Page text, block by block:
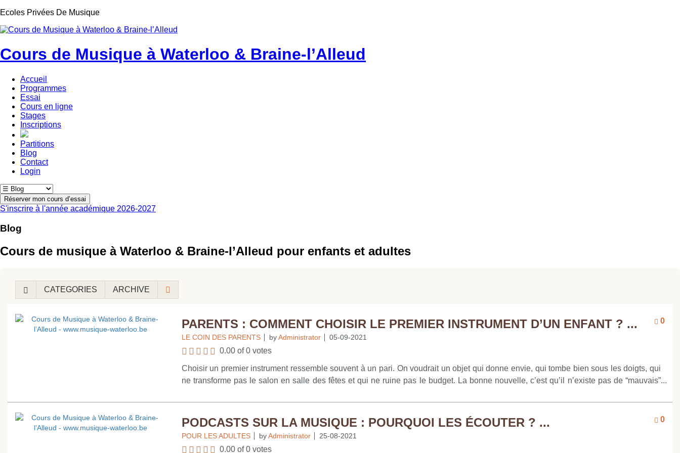
Ecoles Privées De Musique
Cours de Musique à Waterloo & Braine-l’Alleud
Accueil
Programmes
Essai
Cours en ligne
Stages
Inscriptions
Partitions
Blog
Contact
Login
Réserver mon cours d’essai
S'inscrire à l'année académique 2026-2027
Blog
Cours de musique à Waterloo & Braine-l’Alleud pour enfants et adultes
CATEGORIES ARCHIVE
0
PARENTS : COMMENT CHOISIR LE PREMIER INSTRUMENT D’UN ENFANT ? ...
LE COIN DES PARENTS byAdministrator 05-09-2021
0.00 of 0 votes
Choisir un premier instrument ressemble souvent à un pari. On voudrait un objet qui donne envie, qui tombe bien sous les doigts, qui
ne transforme pas le salon en salle des fêtes et qui ne ruine pas le budget. La bonne nouvelle, c’est qu’il n’existe pas de “mauvais”
doux plutôt que par dogmes. Le meilleur instrument n’est ni le plus prestigieux, ni celui que les voisins ont choisi : c’est celui vers
lequel votre enfant revient spontanément après la découverte. L’envie d’abord Tout commence par un son entendu quelque part, une
chanson aimée, un musicien aperçu dans une vidéo. Laissez cette étincelle guider le premier pas. Un enfant attiré par le piano n’a
pas besoin d’arguments techniques pour s’installer devant un clavier ; un autre, fasciné par les cordes pincées, se sentira
0
PODCASTS SUR LA MUSIQUE : POURQUOI LES ÉCOUTER ? ...
POUR LES ADULTES byAdministrator 25-08-2021
0.00 of 0 votes